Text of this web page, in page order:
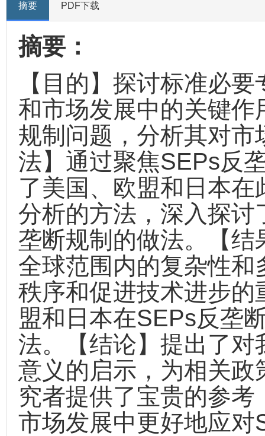
摘要 PDF下载
摘要：
【目的】探讨标准必
和市场发展中的关键
规制问题，分析其对
法】通过聚焦SEPs反
了美国、欧盟和日本
分析的方法，深入探
垄断规制的做法。【
全球范围内的复杂性
秩序和促进技术进步
盟和日本在SEPs反垄
法。【结论】提出了
意义的启示，为相关
究者提供了宝贵的参
市场发展中更好地应